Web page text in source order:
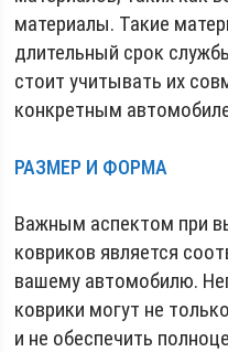
материалы. Такие
длительный срок
стоит учитывать их
конкретным
РАЗМЕР И ФОРМА
Важным аспектом при
ковриков является
вашему автомобилю.
коврики могут не
и не обеспечить